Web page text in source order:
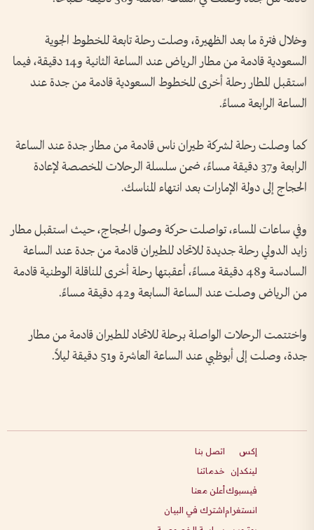
وخلال فترة ما بعد الظهيرة، وصلت رحلة تابعة للخطوط الجوية
السعودية قادمة من مطار الرياض عند الساعة الثانية و14 دقيقة، فيما
استقبل المطار رحلة أخرى للخطوط السعودية قادمة من جدة عند
الساعة الرابعة مساءً.
كما وصلت رحلة لشركة طيران ناس قادمة من مطار جدة عند الساعة
الرابعة و37 دقيقة مساءً، ضمن سلسلة الرحلات المخصصة لإعادة
الحجاج إلى دولة الإمارات بعد انتهاء المناسك.
وفي ساعات المساء، تواصلت حركة وصول الحجاج، حيث استقبل مطار
زايد الدولي رحلة جديدة للاتحاد للطيران قادمة من جدة عند الساعة
السادسة و48 دقيقة مساءً، أعقبتها رحلة أخرى للناقلة الوطنية قادمة
من الرياض وصلت عند الساعة السابعة و42 دقيقة مساءً.
واختتمت الرحلات الواصلة برحلة للاتحاد للطيران قادمة من مطار
جدة، وصلت إلى أبوظبي عند الساعة العاشرة و51 دقيقة ليلاً.
إكس
لينكدإن
فيسبوك
انستغرام
اتصل بنا
خدماتنا
أعلن معنا
اشترك في البيان